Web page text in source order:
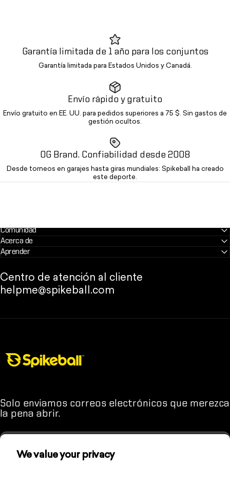
We value your privacy
Garantía limitada de 1 año para los conjuntos
Garantía limitada para Estados Unidos y Canadá.
Envío rápido y gratuito
Envío gratuito en EE. UU. para pedidos superiores a 75 $. Sin gastos de
gestión ocultos.
OG Brand. Confiabilidad desde 2008
Desde torneos en garajes hasta giras mundiales: Spikeball ha creado
este deporte.
Comunidad
Acerca de
Aprender
Centro de atención al cliente
helpme@spikeball.com
Solo enviamos correos electrónicos que merezca
la pena abrir.